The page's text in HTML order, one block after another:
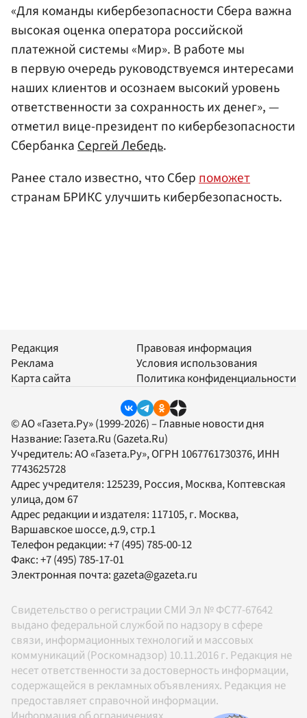
«Для команды кибербезопасности Сбера важна
высокая оценка оператора российской
платежной системы «Мир». В работе мы
в первую очередь руководствуемся интересами
наших клиентов и осознаем высокий уровень
ответственности за сохранность их денег», —
отметил вице-президент по кибербезопасности
СбербанкаСергей Лебедь.
Ранее стало известно, что Сберпоможет
странам БРИКС улучшить кибербезопасность.
Редакция
Реклама
Карта сайта
Правовая информация
Условия использования
Политика конфиденциальности
© АО «Газета.Ру» (1999-2026) – Главные новости дня
Название: Газета.Ru (Gazeta.Ru)
Учредитель:АО «Газета.Ру», ОГРН 1067761730376, ИНН
7743625728
Адрес учредителя: 125239, Россия, Москва, Коптевская
улица, дом 67
Адрес редакции и издателя: 117105, г. Москва,
Варшавское шоссе, д.9, стр.1
Телефон редакции:+7 (495) 785-00-12
Факс:+7 (495) 785-17-01
Электронная почта:gazeta@gazeta.ru
Свидетельство о регистрации СМИ Эл № ФС77-67642
выдано федеральной службой по надзору в сфере
связи, информационных технологий и массовых
коммуникаций (Роскомнадзор) 10.11.2016 г. Редакция не
несет ответственности за достоверность информации,
содержащейся в рекламных объявлениях. Редакция не
предоставляет справочной информации.